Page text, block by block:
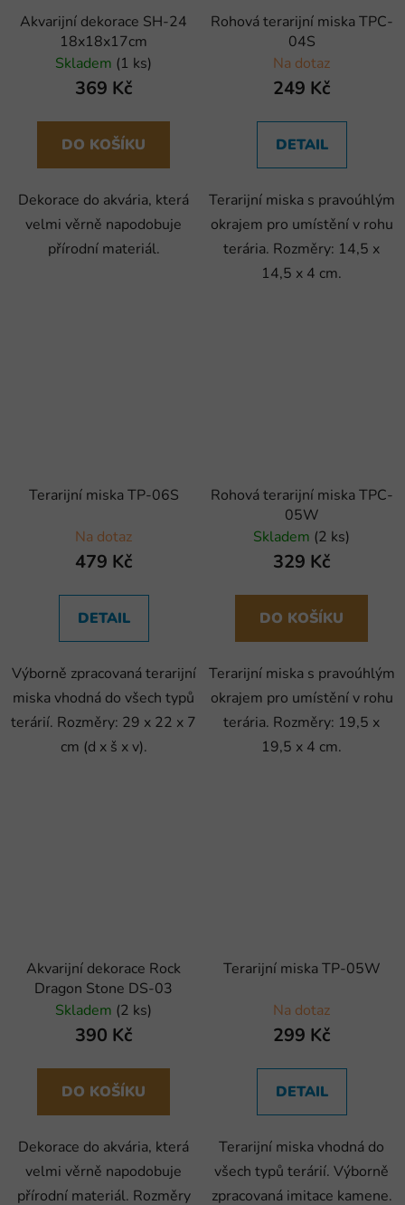
Akvarijní dekorace SH-24
18x18x17cm
Skladem (1 ks)
369 Kč
DO KOŠÍKU
Dekorace do akvária, která
velmi věrně napodobuje
přírodní materiál.
Rohová terarijní miska TPC-
04S
Na dotaz
249 Kč
DETAIL
Terarijní miska s pravoúhlým
okrajem pro umístění v rohu
terária. Rozměry: 14,5 x
14,5 x 4 cm.
Terarijní miska TP-06S
Na dotaz
479 Kč
DETAIL
Výborně zpracovaná terarijní
miska vhodná do všech typů
terárií. Rozměry: 29 x 22 x 7
cm (d x š x v).
Rohová terarijní miska TPC-
05W
Skladem (2 ks)
329 Kč
DO KOŠÍKU
Terarijní miska s pravoúhlým
okrajem pro umístění v rohu
terária. Rozměry: 19,5 x
19,5 x 4 cm.
Akvarijní dekorace Rock
Dragon Stone DS-03
Skladem (2 ks)
390 Kč
DO KOŠÍKU
Dekorace do akvária, která
velmi věrně napodobuje
přírodní materiál. Rozměry
Terarijní miska TP-05W
Na dotaz
299 Kč
DETAIL
Terarijní miska vhodná do
všech typů terárií. Výborně
zpracovaná imitace kamene.